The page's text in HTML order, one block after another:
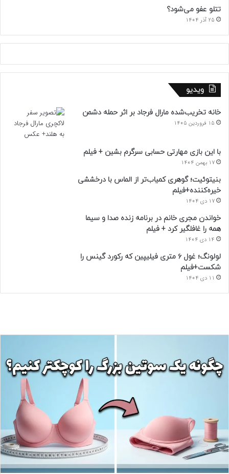
تتلو عفو می‌شود؟
25 آذر 1404
ویدیو
خانه تخریب‌شده مارال فرجاد بر اثر حمله دشمن
15 فروردین 1405
با این بازی مهارتی حسابی سرگرم بشین + فیلم
17 بهمن 1404
بنیتوئیت؛ گوهری کمیاب‌تر از الماس با درخششی
خیره‌کننده+فیلم
17 دی 1404
خواندن مجری خانم در برنامه زنده صدا و سیما
همه را غافلگیر کرد + فیلم
14 دی 1404
لولونگ؛ غول ۶ متری فیلیپین که رکورد گینس را
شکست+فیلم
11 دی 1404